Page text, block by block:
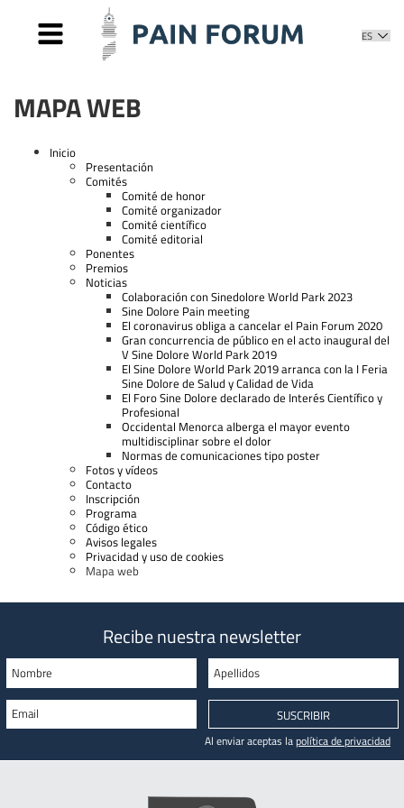
Comité organizador
Comité científico
Comité editorial
PREMIOS
NOTICIAS
MAPA WEB
Inicio
Presentación
Comités
Comité de honor
Comité organizador
Comité científico
Comité editorial
Ponentes
Premios
Noticias
Colaboración con Sinedolore World Park 2023
Sine Dolore Pain meeting
El coronavirus obliga a cancelar el Pain Forum 2020
Gran concurrencia de público en el acto inaugural del
V Sine Dolore World Park 2019
El Sine Dolore World Park 2019 arranca con la I Feria
Sine Dolore de Salud y Calidad de Vida
El Foro Sine Dolore declarado de Interés Científico y
Profesional
Occidental Menorca alberga el mayor evento
multidisciplinar sobre el dolor
Normas de comunicaciones tipo poster
Fotos y vídeos
Contacto
Inscripción
Programa
Código ético
Avisos legales
Privacidad y uso de cookies
Mapa web
Recibe nuestra newsletter
Nombre Apellidos
Email SUSCRIBIR
Al enviar aceptas lapolítica de privacidad